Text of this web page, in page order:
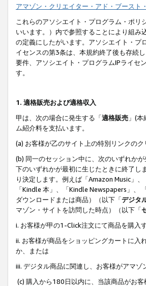
アマゾン・クリエイター・アド・ブースト
これらのアソシエイト・プログラム・ポリ
いいます。）内で参照することにより組
の定義にしたがいます。アソシエイト・プ
イセンスの第3条は、本規約終了後も存続
要件、アソシエイト・プログラムIPライセ
す。
1. 適格販売および適格収入
甲は、次の場合に発生する「適格販売 」(
ム紹介料を支払います。
(a) お客様が乙のサイト上の特別リンクの
(b) 同一のセッション中に、次のいずれか
下のいずれかが最初に生じたときに終了し
り決定します。例えば「Amazon Music」
「Kindle 本」、「Kindle Newspapers」
ダウンロードまたは商品）（以下「デジタ
マゾン・サイトを訪問した時点）（以下「
i. お客様が甲の1-Click注文にて商品を購入す
ii. お客様が商品をショッピングカートに入
か、または
iii. デジタル商品に関連し、お客様がアマ
(c) 購入から180日以内に、当該商品がお